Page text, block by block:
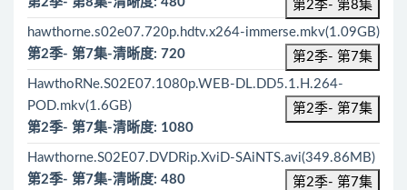
第2季- 第8集
hawthorne.s02e07.720p.hdtv.x264-immerse.mkv(1.09GB)
第2季- 第7集
第2季- 第7集-清晰度: 720
HawthoRNe.S02E07.1080p.WEB-DL.DD5.1.H.264-
POD.mkv(1.6GB)
第2季- 第7集
第2季- 第7集-清晰度: 1080
Hawthorne.S02E07.DVDRip.XviD-SAiNTS.avi(349.86MB)
第2季- 第7集
第2季- 第7集-清晰度: 480